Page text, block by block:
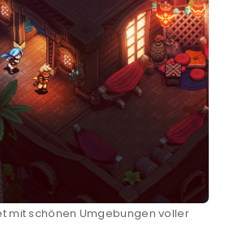
mit schönen Umgebungen voller